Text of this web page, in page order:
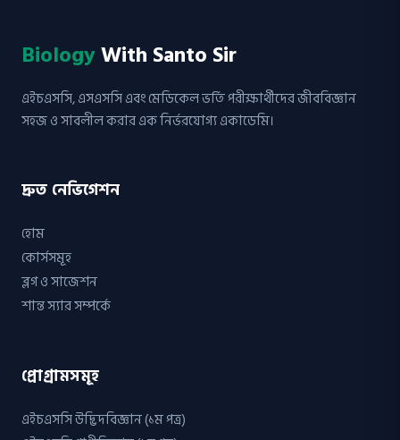
BiologyWith Santo Sir
এইচএসসি, এসএসসি এবং মেডিকেল ভর্তি পরীক্ষার্থীদের জীববিজ্ঞান
সহজ ও সাবলীল করার এক নির্ভরযোগ্য একাডেমি।
দ্রুত নেভিগেশন
হোম
কোর্সসমূহ
ব্লগ ও সাজেশন
শান্ত স্যার সম্পর্কে
প্রোগ্রামসমূহ
এইচএসসি উদ্ভিদবিজ্ঞান (১ম পত্র)